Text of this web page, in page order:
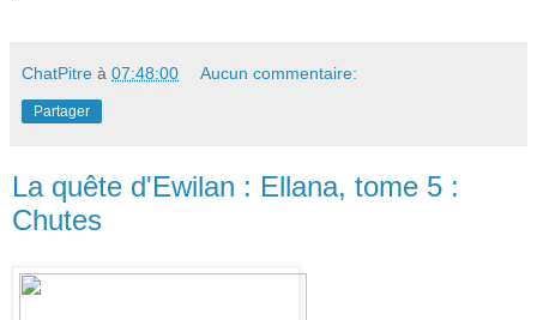
ChatPitre à 07:48:00 Aucun commentaire:
Partager
La quête d'Ewilan : Ellana, tome 5 :
Chutes